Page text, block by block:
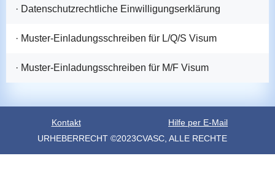
· Datenschutzrechtliche Einwilligungserklärung
· Muster-Einladungsschreiben für L/Q/S Visum
· Muster-Einladungsschreiben für M/F Visum
Kontakt
Hilfe per E-Mail
URHEBERRECHT ©2023CVASC, ALLE RECHTE